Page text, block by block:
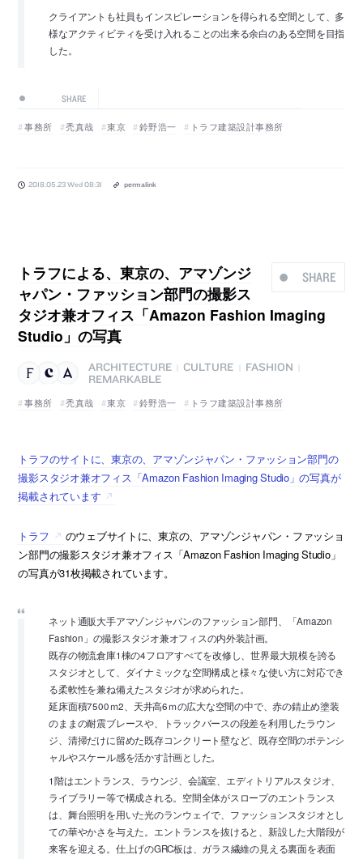
クライアントも社員もインスピレーションを得られる空間として、多
様なアクティビティを受け入れることの出来る余白のある空間を目指
した。
SHARE
事務所 禿真哉 東京 鈴野浩一 トラフ建築設計事務所
2018.05.23 Wed 08:31 permalink
SHARE
トラフによる、東京の、アマゾンジ
ャパン・ファッション部門の撮影ス
タジオ兼オフィス「Amazon Fashion Imaging
Studio」の写真
ARCHITECTURE CULTURE FASHION
REMARKABLE
事務所
禿真哉 東京 鈴野浩一 トラフ建築設計事務所
トラフのサイトに、東京の、アマゾンジャパン・ファッション部門の
撮影スタジオ兼オフィス「Amazon Fashion Imaging Studio」の写真が
掲載されています
トラフ
のウェブサイトに、東京の、アマゾンジャパン・ファッショ
ン部門の撮影スタジオ兼オフィス「Amazon Fashion Imaging Studio」
の写真が31枚掲載されています。
ネット通販大手アマゾンジャパンのファッション部門、「Amazon
Fashion」の撮影スタジオ兼オフィスの内外装計画。
既存の物流倉庫1棟の4フロアすべてを改修し、世界最大規模を誇る
スタジオとして、ダイナミックな空間構成と様々な使い方に対応でき
る柔軟性を兼ね備えたスタジオが求められた。
延床面積7500ｍ2、天井高6ｍの広大な空間の中で、赤の錆止め塗装
のままの耐震ブレースや、トラックバースの段差を利用したラウン
ジ、清掃だけに留めた既存コンクリート壁など、既存空間のポテンシ
ャルやスケール感を活かす計画とした。
1階はエントランス、ラウンジ、会議室、エディトリアルスタジオ、
ライブラリー等で構成される。空間全体がスロープのエントランス
は、舞台照明を用いた光のランウェイで、ファッションスタジオとし
ての華やかさを与えた。エントランスを抜けると、新設した大階段が
来客を迎える。仕上げのGRC板は、ガラス繊維の見える裏面を表面